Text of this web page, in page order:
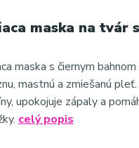
maska na tvár
maska s čiernym
mastnú a zmiešanú
upokojuje zápaly a
celý popis